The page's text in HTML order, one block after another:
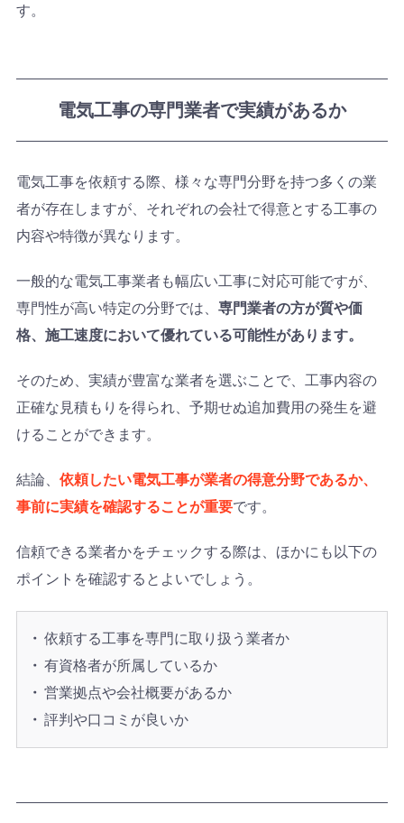
す。
電気工事の専門業者で実績があるか
電気工事を依頼する際、様々な専門分野を持つ多くの業
者が存在しますが、それぞれの会社で得意とする工事の
内容や特徴が異なります。
一般的な電気工事業者も幅広い工事に対応可能ですが、
専門性が高い特定の分野では、 専門業者の方が質や価
格、施工速度において優れている可能性があります。
そのため、実績が豊富な業者を選ぶことで、工事内容の
正確な見積もりを得られ、予期せぬ追加費用の発生を避
けることができます。
結論、 依頼したい電気工事が業者の得意分野であるか、
事前に実績を確認することが重要です。
信頼できる業者かをチェックする際は、ほかにも以下の
ポイントを確認するとよいでしょう。
依頼する工事を専門に取り扱う業者か
有資格者が所属しているか
営業拠点や会社概要があるか
評判や口コミが良いか